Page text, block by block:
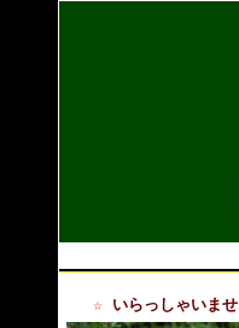
☆ いらっしゃいませ